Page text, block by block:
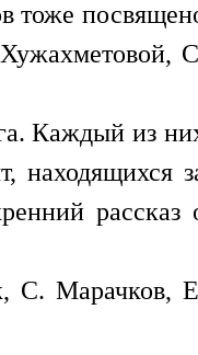
тоже
Каждый из
находящихся
рассказ
С. Марачков,